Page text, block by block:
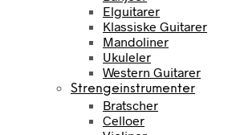
Elguitarer
Klassiske Guitarer
Mandoliner
Ukuleler
Western Guitarer
Strengeinstrumenter
Bratscher
Celloer